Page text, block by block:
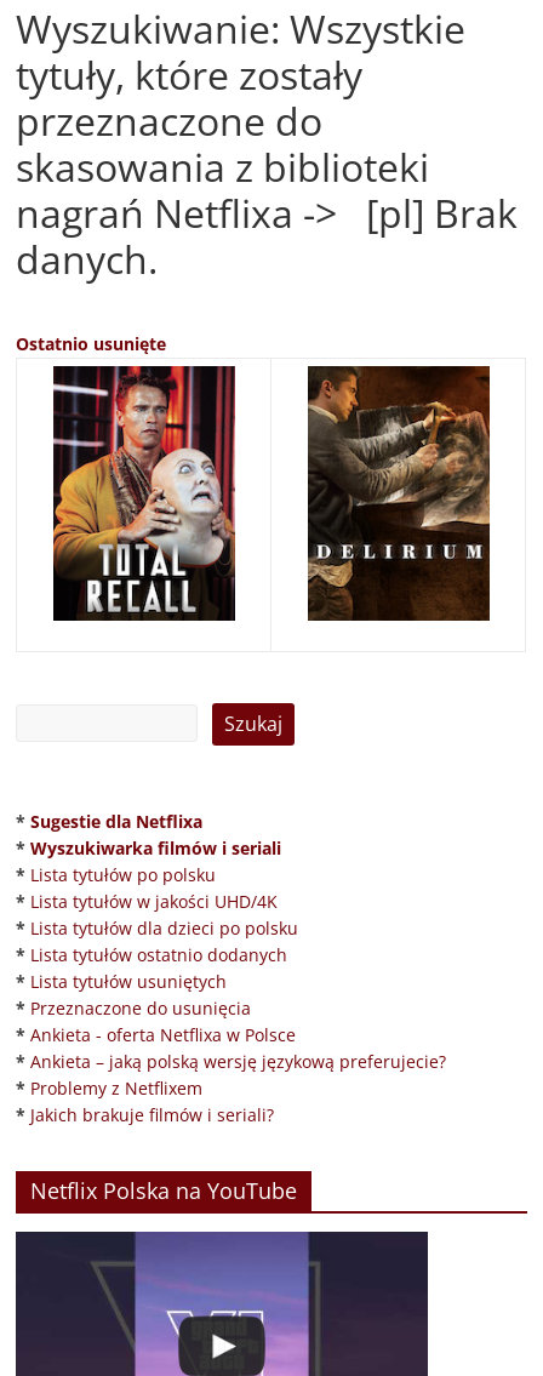
Wyszukiwanie: Wszystkie
tytuły, które zostały
przeznaczone do
skasowania z biblioteki
nagrań Netflixa -> [pl] Brak
danych.
Ostatnio usunięte
* Sugestie dla Netflixa
* Wyszukiwarka filmów i seriali
* Lista tytułów po polsku
* Lista tytułów w jakości UHD/4K
* Lista tytułów dla dzieci po polsku
* Lista tytułów ostatnio dodanych
* Lista tytułów usuniętych
* Przeznaczone do usunięcia
* Ankieta - oferta Netflixa w Polsce
* Ankieta – jaką polską wersję językową preferujecie?
* Problemy z Netflixem
* Jakich brakuje filmów i seriali?
Netflix Polska na YouTube